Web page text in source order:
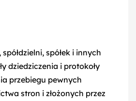
spółek i innych
dziedziczenia i protokoły
przebiegu pewnych
stron i złożonych przez